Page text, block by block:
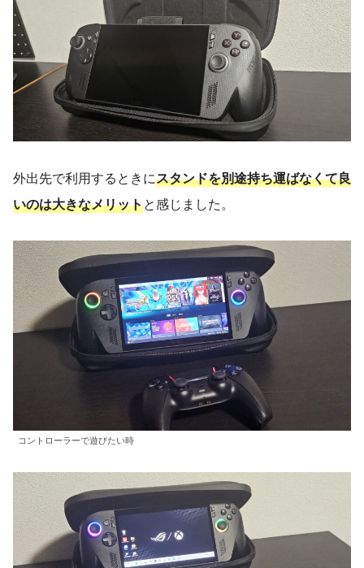
外出先で利用するときにスタンドを別途持ち運ばなくて良
いのは大きなメリットと感じました。
コントローラーで遊びたい時